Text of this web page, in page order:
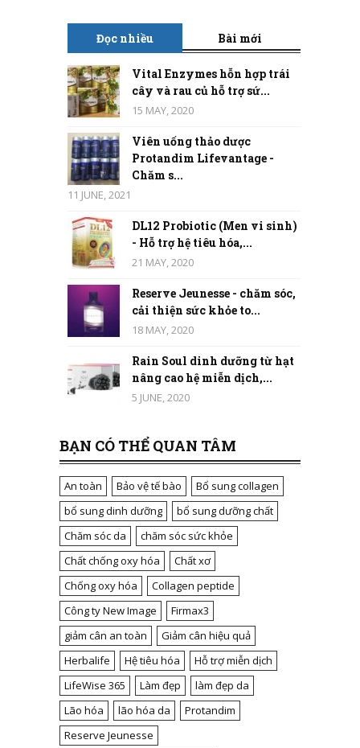
Đọc nhiều Bài mới
Vital Enzymes hỗn hợp trái
cây và rau củ hỗ trợ sứ...
15 MAY, 2020
Viên uống thảo dược
Protandim Lifevantage -
Chăm s...
11 JUNE, 2021
DL12 Probiotic (Men vi sinh)
- Hỗ trợ hệ tiêu hóa,...
21 MAY, 2020
Reserve Jeunesse - chăm sóc,
cải thiện sức khỏe to...
18 MAY, 2020
Rain Soul dinh dưỡng từ hạt
nâng cao hệ miễn dịch,...
5 JUNE, 2020
BẠN CÓ THỂ QUAN TÂM
An toàn Bảo vệ tế bào
Bổ sung collagen
bổ sung dinh dưỡng
bổ sung dưỡng chất
Chăm sóc da
chăm sóc sức khỏe
Chất chống oxy hóa
Chất xơ
Chống oxy hóa
Collagen peptide
Công ty New Image
Firmax3
giảm cân an toàn
Giảm cân hiệu quả
Herbalife
Hệ tiêu hóa
Hỗ trợ miễn dịch
LifeWise 365
Làm đẹp
làm đẹp da
Lão hóa
lão hóa da
Protandim
Reserve Jeunesse